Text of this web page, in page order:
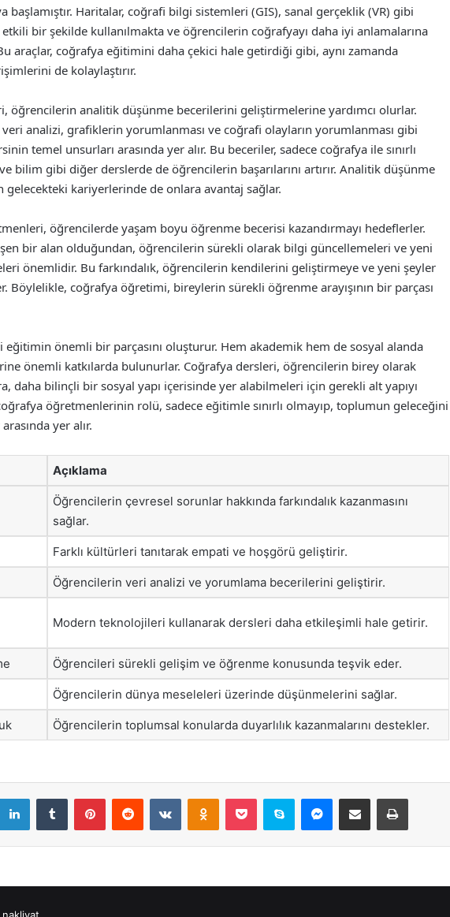
başlamıştır. Haritalar, coğrafi bilgi sistemleri (GIS), sanal gerçeklik (VR) gibi
bir şekilde kullanılmakta ve öğrencilerin coğrafyayı daha iyi anlamalarına
araçlar, coğrafya eğitimini daha çekici hale getirdiği gibi, aynı zamanda
de kolaylaştırır.
öğrencilerin analitik düşünme becerilerini geliştirmelerine yardımcı olurlar.
veri analizi, grafiklerin yorumlanması ve coğrafi olayların yorumlanması gibi
temel unsurları arasında yer alır. Bu beceriler, sadece coğrafya ile sınırlı
bilim gibi diğer derslerde de öğrencilerin başarılarını artırır. Analitik düşünme
gelecekteki kariyerlerinde de onlara avantaj sağlar.
öğrencilerde yaşam boyu öğrenme becerisi kazandırmayı hedeflerler.
bir alan olduğundan, öğrencilerin sürekli olarak bilgi güncellemeleri ve yeni
önemlidir. Bu farkındalık, öğrencilerin kendilerini geliştirmeye ve yeni şeyler
Böylelikle, coğrafya öğretimi, bireylerin sürekli öğrenme arayışının bir parçası
önemli bir parçasını oluşturur. Hem akademik hem de sosyal alanda
önemli katkılarda bulunurlar. Coğrafya dersleri, öğrencilerin birey olarak
daha bilinçli bir sosyal yapı içerisinde yer alabilmeleri için gerekli alt yapıyı
öğretmenlerinin rolü, sadece eğitimle sınırlı olmayıp, toplumun geleceğini
yer alır.
Açıklama
Öğrencilerin çevresel sorunlar hakkında farkındalık kazanmasını
sağlar.
Farklı kültürleri tanıtarak empati ve hoşgörü geliştirir.
Öğrencilerin veri analizi ve yorumlama becerilerini geliştirir.
Modern teknolojileri kullanarak dersleri daha etkileşimli hale getirir.
Öğrencileri sürekli gelişim ve öğrenme konusunda teşvik eder.
Öğrencilerin dünya meseleleri üzerinde düşünmelerini sağlar.
Öğrencilerin toplumsal konularda duyarlılık kazanmalarını destekler.
LinkedInTumblr PinterestReddit VKontakteOdnoklassniki
Pocket Skype Messenger
E-Posta ile paylaş Yazdır